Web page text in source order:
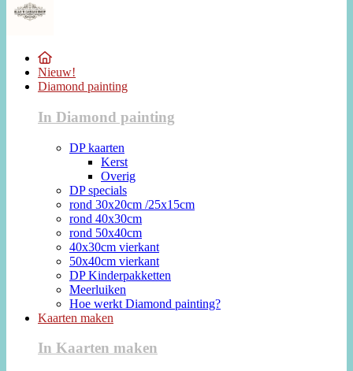
Nieuw!
Diamond painting
In Diamond painting
DP kaarten
Kerst
Overig
DP specials
rond 30x20cm /25x15cm
rond 40x30cm
rond 50x40cm
40x30cm vierkant
50x40cm vierkant
DP Kinderpakketten
Meerluiken
Hoe werkt Diamond painting?
Kaarten maken
In Kaarten maken